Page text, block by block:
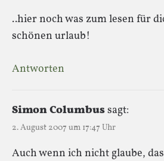
..hier noch was zum lesen für
schönen urlaub!
Antworten
Simon Columbussagt:
2. August 2007 um 17:47 Uhr
Auch wenn ich nicht glaube,